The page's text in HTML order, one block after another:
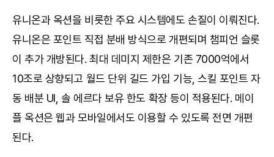
유니온과 옥션을 비롯한 주요 시스템에도 손질이 이뤄진다.
유니온은 포인트 직접 분배 방식으로 개편되며 챔피언 슬롯
이 추가 개방된다. 최대 데미지 제한은 기존 7000억에서
10조로 상향되고 월드 단위 길드 가입 기능, 스킬 포인트 자
동 배분 UI, 솔 에르다 보유 한도 확장 등이 적용된다. 메이
플 옥션은 웹과 모바일에서도 이용할 수 있도록 전면 개편
된다.